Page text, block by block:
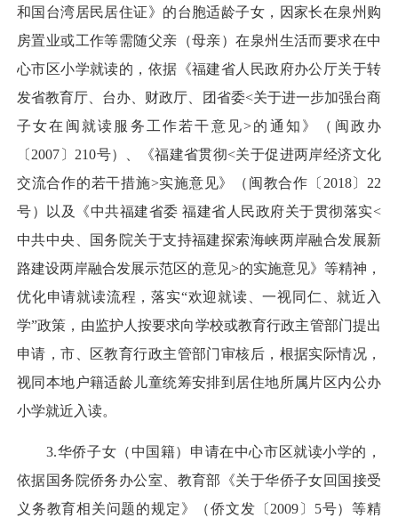
和国台湾居民居住证》的台胞适龄子女，因家长在泉州购
房置业或工作等需随父亲（母亲）在泉州生活而要求在中
心市区小学就读的，依据《福建省人民政府办公厅关于转
发省教育厅、台办、财政厅、团省委<关于进一步加强台商
子女在闽就读服务工作若干意见>的通知》（闽政办
〔2007〕210号）、《福建省贯彻<关于促进两岸经济文化
交流合作的若干措施>实施意见》（闽教合作〔2018〕22
号）以及《中共福建省委 福建省人民政府关于贯彻落实<
中共中央、国务院关于支持福建探索海峡两岸融合发展新
路建设两岸融合发展示范区的意见>的实施意见》等精神，
优化申请就读流程，落实“欢迎就读、一视同仁、就近入
学”政策，由监护人按要求向学校或教育行政主管部门提出
申请，市、区教育行政主管部门审核后，根据实际情况，
视同本地户籍适龄儿童统筹安排到居住地所属片区内公办
小学就近入读。
3.华侨子女（中国籍）申请在中心市区就读小学的，
依据国务院侨务办公室、教育部《关于华侨子女回国接受
义务教育相关问题的规定》（侨文发〔2009〕5号）等精